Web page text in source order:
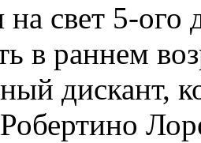
на свет 5-ого
в раннем
дискант,